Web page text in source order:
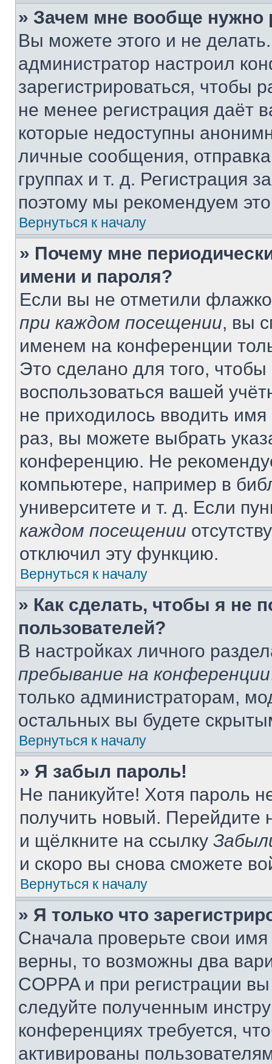
» Зачем мне вообще нужно
Вы можете этого и не
администратор настроил
зарегистрироваться, чтобы
не менее регистрация даёт
которые недоступны
личные сообщения,
группах и т. д. Регистрация
поэтому мы рекомендуем
Вернуться к началу
» Почему мне
имени и пароля?
Если вы не отметили
при каждом посещении, вы
именем на конференции
Это сделано для того, чтобы
воспользоваться вашей
не приходилось вводить
раз, вы можете выбрать
конференцию. Не
компьютере, например в
университете и т. д. Если
каждом посещении
отключил эту функцию.
Вернуться к началу
» Как сделать, чтобы я не
пользователей?
В настройках личного
пребывание на конференции
только администраторам,
остальных вы будете
Вернуться к началу
» Я забыл пароль!
Не паникуйте! Хотя пароль
получить новый. Перейдите
и щёлкните на ссылку
и скоро вы снова сможете
Вернуться к началу
» Я только что
Сначала проверьте свои
верны, то возможны два
COPPA и при регистрации
следуйте полученным
конференциях требуется,
активированы